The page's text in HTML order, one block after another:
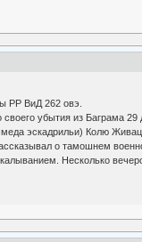
РР ВиД 262 овэ.
убытия из Баграма
эскадрильи) Колю
о тамошнем
Несколько